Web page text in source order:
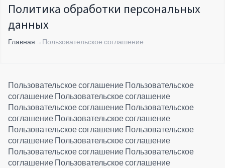
Политика обработки персональных
данных
Главная → Пользовательское соглашение
Пользовательское соглашение Пользовательское
соглашение Пользовательское соглашение
Пользовательское соглашение Пользовательское
соглашение Пользовательское соглашение
Пользовательское соглашение Пользовательское
соглашение Пользовательское соглашение
Пользовательское соглашение Пользовательское
соглашение Пользовательское соглашение